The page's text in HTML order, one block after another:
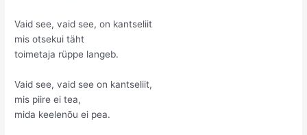
Vaid see, vaid see, on kantseliit
mis otsekui täht
toimetaja rüppe langeb.
Vaid see, vaid see on kantseliit,
mis piire ei tea,
mida keelenõu ei pea.